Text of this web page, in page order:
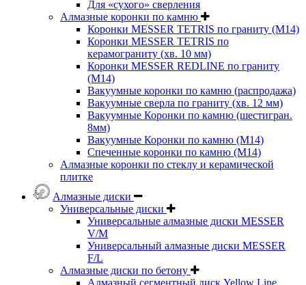
Для «сухого» сверления
Алмазные коронки по камню
Коронки MESSER TETRIS по граниту (М14)
Коронки MESSER TETRIS по
керамограниту (хв. 10 мм)
Коронки MESSER REDLINE по граниту
(М14)
Вакуумные коронки по камню (распродажа)
Вакуумные сверла по граниту (хв. 12 мм)
Вакуумные Коронки по камню (шестигран.
8мм)
Вакуумные Коронки по камню (M14)
Спеченные коронки по камню (M14)
Алмазные коронки по стеклу и керамической
плитке
Алмазные диски
Универсальные диски
Универсальные алмазные диски MESSER
V/M
Универсальный алмазные диски MESSER
F/L
Алмазные диски по бетону